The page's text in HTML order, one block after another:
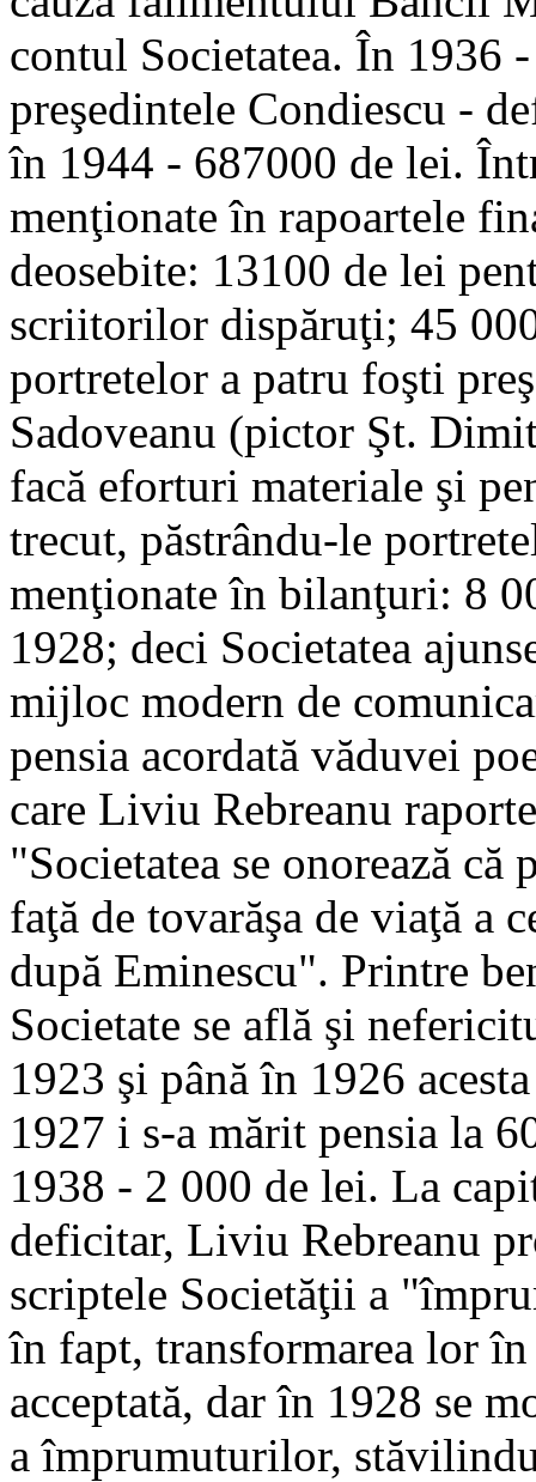
contul Societatea. În 1936
preşedintele Condiescu -
în 1944 - 687000 de lei.
menţionate în rapoartele
deosebite: 13100 de lei
scriitorilor dispăruţi; 45
portretelor a patru foşti
Sadoveanu (pictor Şt.
facă eforturi materiale şi
trecut, păstrându-le
menţionate în bilanţuri: 8
1928; deci Societatea
mijloc modern de
pensia acordată văduvei
care Liviu Rebreanu
"Societatea se onorează
faţă de tovarăşa de viaţă a
după Eminescu". Printre
Societate se află şi
1923 şi până în 1926
1927 i s-a mărit pensia la
1938 - 2 000 de lei. La
deficitar, Liviu Rebreanu
scriptele Societăţii a
în fapt, transformarea lor în
acceptată, dar în 1928 se
a împrumuturilor,